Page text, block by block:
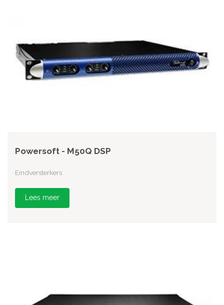
Powersoft - M50Q DSP
Eindversterkers
Lees meer